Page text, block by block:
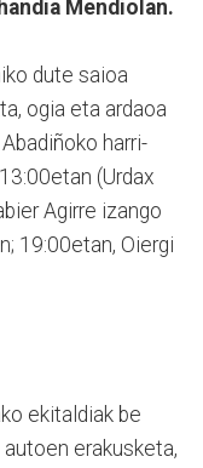
Mendiolan.
dute saioa
ogia eta ardaoa
harri-
(Urdax
Agirre izango
19:00etan, Oiergi
ekitaldiak be
erakusketa,